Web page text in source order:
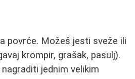
povrće. Možeš jesti sveže ili
krompir, grašak, pasulj).
jednim velikim